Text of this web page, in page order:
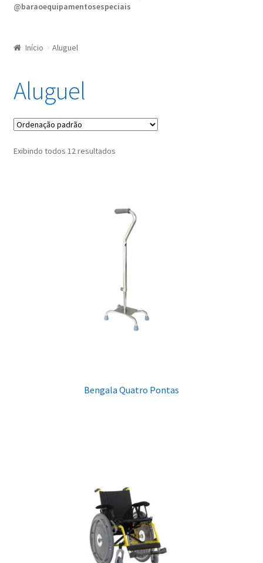
Minha conta
Nossas Lojas
Request a Quote
@baraoequipamentosespeciais
Início Aluguel
Aluguel
Exibindo todos 12 resultados
Bengala Quatro Pontas